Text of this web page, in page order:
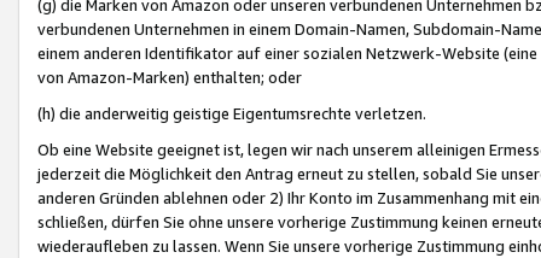
(g) die Marken von Amazon oder unseren verbundenen Unternehmen
verbundenen Unternehmen in einem Domain-Namen, Subdomain-
einem anderen Identifikator auf einer sozialen Netzwerk-Website
von Amazon-Marken) enthalten; oder
(h) die anderweitig geistige Eigentumsrechte verletzen.
Ob eine Website geeignet ist, legen wir nach unserem alleinigen
jederzeit die Möglichkeit den Antrag erneut zu stellen, sobald Sie
anderen Gründen ablehnen oder 2) Ihr Konto im Zusammenhang mit
schließen, dürfen Sie ohne unsere vorherige Zustimmung keinen
wiederaufleben zu lassen. Wenn Sie unsere vorherige Zustimmung